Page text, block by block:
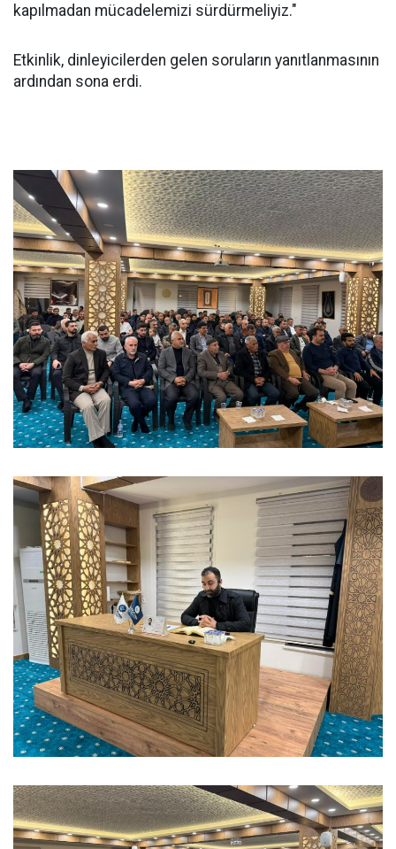
kapılmadan mücadelemizi sürdürmeliyiz."
Etkinlik, dinleyicilerden gelen soruların yanıtlanmasının
ardından sona erdi.